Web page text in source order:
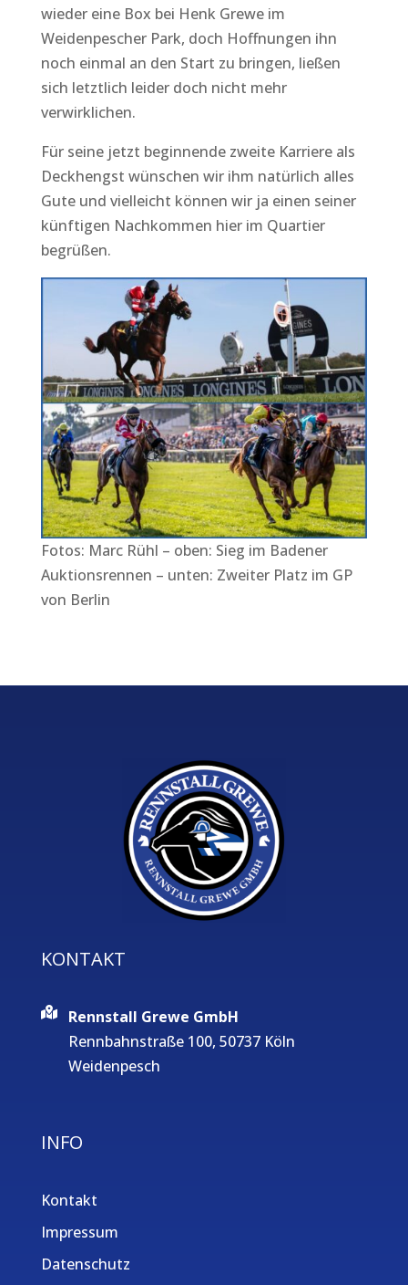
wieder eine Box bei Henk Grewe im
Weidenpescher Park, doch Hoffnungen ihn
noch einmal an den Start zu bringen, ließen
sich letztlich leider doch nicht mehr
verwirklichen.
Für seine jetzt beginnende zweite Karriere als
Deckhengst wünschen wir ihm natürlich alles
Gute und vielleicht können wir ja einen seiner
künftigen Nachkommen hier im Quartier
begrüßen.
Fotos: Marc Rühl – oben: Sieg im Badener
Auktionsrennen – unten: Zweiter Platz im GP
von Berlin
KONTAKT
Rennstall Grewe GmbH
Rennbahnstraße 100, 50737 Köln
Weidenpesch
INFO
Kontakt
Impressum
Datenschutz